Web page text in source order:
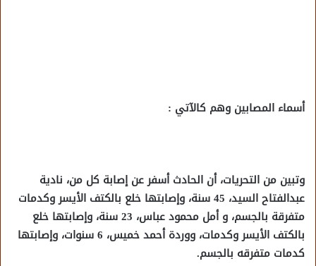
أسماء المصابين وهم كالآتي :
وتبين من التحريات، أن الحادث أسفر عن إصابة كل من، نادية
عبدالفتاح السيد، 45 سنة، وإصابتها خلع بالكتف الأيسر وكدمات
متفرقة بالجسم، و أمل محمود عباس، 23 سنة، وإصابتها خلع
بالكتف الأيسر وكدمات، ووردة أحمد خميس، 6 سنوات، وإصابتها
كدمات متفرقه بالجسم.